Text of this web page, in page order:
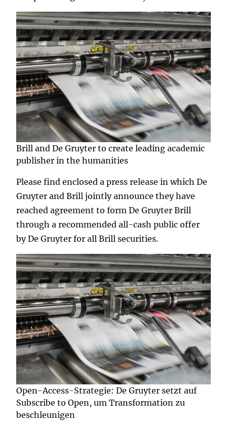
Brill and De Gruyter to create leading academic
publisher in the humanities
Please find enclosed a press release in which De
Gruyter and Brill jointly announce they have
reached agreement to form De Gruyter Brill
through a recommended all-cash public offer
by De Gruyter for all Brill securities.
Open-Access-Strategie: De Gruyter setzt auf
Subscribe to Open, um Transformation zu
beschleunigen